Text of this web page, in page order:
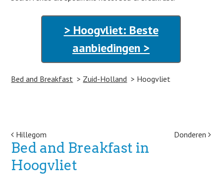
> Hoogvliet: Beste
aanbiedingen >
Bed and Breakfast Zuid-Holland Hoogvliet
Post navigation
Hillegom Donderen
Bed and Breakfast in
Hoogvliet